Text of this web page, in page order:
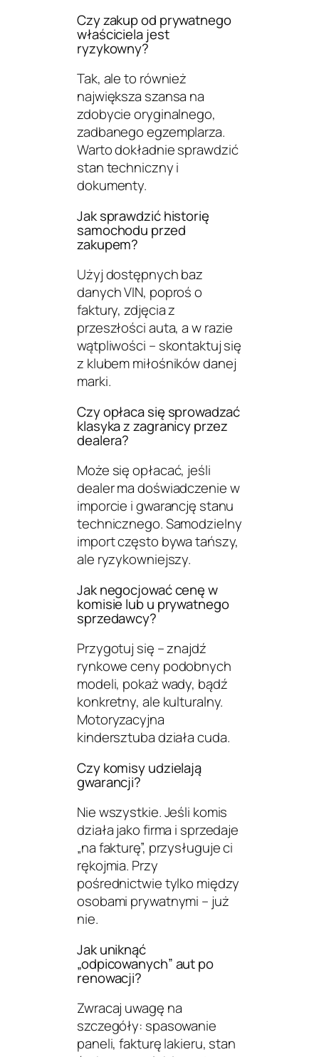
Czy zakup od prywatnego
właściciela jest
ryzykowny?
Tak, ale to również
największa szansa na
zdobycie oryginalnego,
zadbanego egzemplarza.
Warto dokładnie sprawdzić
stan techniczny i
dokumenty.
Jak sprawdzić historię
samochodu przed
zakupem?
Użyj dostępnych baz
danych VIN, poproś o
faktury, zdjęcia z
przeszłości auta, a w razie
wątpliwości – skontaktuj się
z klubem miłośników danej
marki.
Czy opłaca się sprowadzać
klasyka z zagranicy przez
dealera?
Może się opłacać, jeśli
dealer ma doświadczenie w
imporcie i gwarancję stanu
technicznego. Samodzielny
import często bywa tańszy,
ale ryzykowniejszy.
Jak negocjować cenę w
komisie lub u prywatnego
sprzedawcy?
Przygotuj się – znajdź
rynkowe ceny podobnych
modeli, pokaż wady, bądź
konkretny, ale kulturalny.
Motoryzacyjna
kindersztuba działa cuda.
Czy komisy udzielają
gwarancji?
Nie wszystkie. Jeśli komis
działa jako firma i sprzedaje
„na fakturę”, przysługuje ci
rękojmia. Przy
pośrednictwie tylko między
osobami prywatnymi – już
nie.
Jak uniknąć
„odpicowanych” aut po
renowacji?
Zwracaj uwagę na
szczegóły: spasowanie
paneli, fakturę lakieru, stan